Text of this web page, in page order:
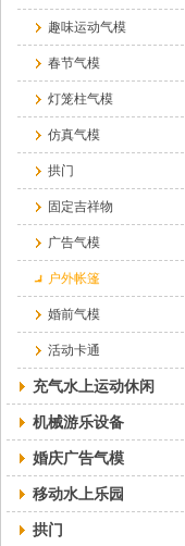
趣味运动气模
春节气模
灯笼柱气模
仿真气模
拱门
固定吉祥物
广告气模
户外帐篷
婚前气模
活动卡通
充气水上运动休闲
机械游乐设备
婚庆广告气模
移动水上乐园
拱门